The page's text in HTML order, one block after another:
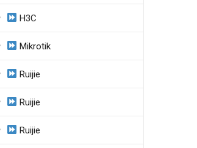
H3C
Mikrotik
Ruijie
Ruijie
Ruijie